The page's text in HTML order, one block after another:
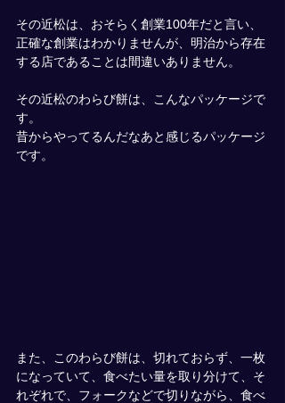
その近松は、おそらく創業100年だと言い、
正確な創業はわかりませんが、明治から存在
する店であることは間違いありません。
その近松のわらび餅は、こんなパッケージで
す。
昔からやってるんだなあと感じるパッケージ
です。
また、このわらび餅は、切れておらず、一枚
になっていて、食べたい量を取り分けて、そ
れぞれで、フォークなどで切りながら、食べ